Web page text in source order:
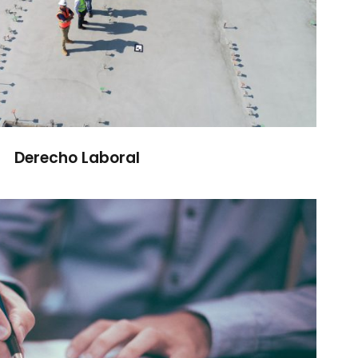
Derecho Laboral
Derecho Societario